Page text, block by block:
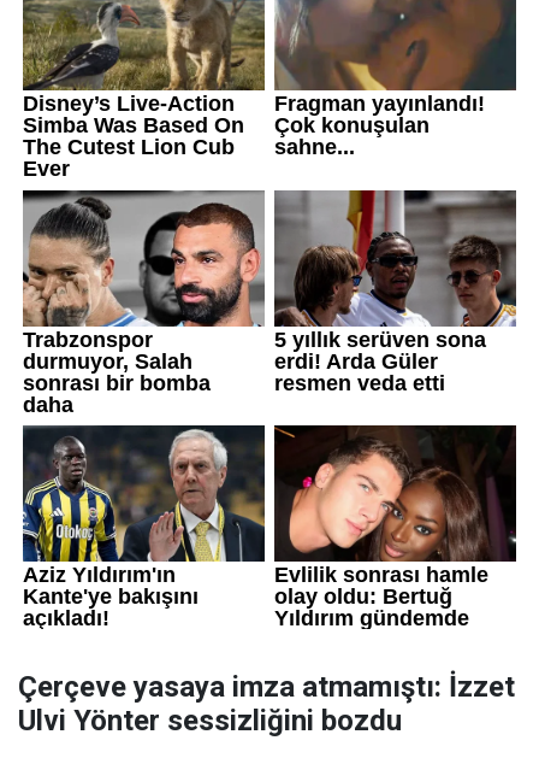
Çerçeve yasaya imza atmamıştı: İzzet
Ulvi Yönter sessizliğini bozdu